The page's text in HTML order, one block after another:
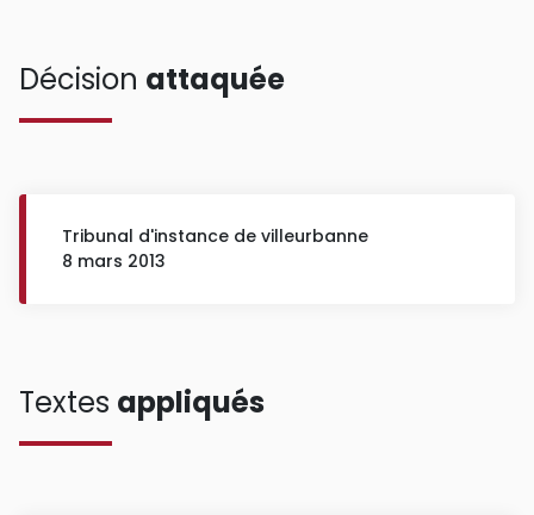
Décision attaquée
Tribunal d'instance de villeurbanne
8 mars 2013
Textes appliqués